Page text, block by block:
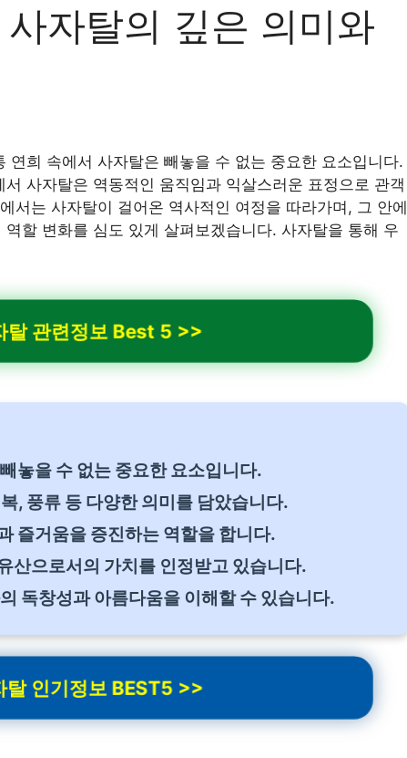
자탈의 깊은 의미와
연희 속에서 사자탈은 빼놓을 수 없는 중요한 요소입니다.
사자탈은 역동적인 움직임과 익살스러운 표정으로 관객
서는 사자탈이 걸어온 역사적인 여정을 따라가며, 그 안에
할 변화를 심도 있게 살펴보겠습니다. 사자탈을 통해 우
탈 관련정보 Best 5 >>
놓을 수 없는 중요한 요소입니다.
, 풍류 등 다양한 의미를 담았습니다.
즐거움을 증진하는 역할을 합니다.
산으로서의 가치를 인정받고 있습니다.
독창성과 아름다움을 이해할 수 있습니다.
탈 인기정보 BEST5 >>